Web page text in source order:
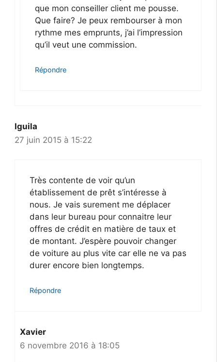
que mon conseiller client me pousse.
Que faire? Je peux rembourser à mon
rythme mes emprunts, j’ai l’impression
qu’il veut une commission.
Répondre
Iguila
27 juin 2015 à 15:22
Très contente de voir qu’un
établissement de prêt s’intéresse à
nous. Je vais surement me déplacer
dans leur bureau pour connaitre leur
offres de crédit en matière de taux et
de montant. J’espère pouvoir changer
de voiture au plus vite car elle ne va pas
durer encore bien longtemps.
Répondre
Xavier
6 novembre 2016 à 18:05